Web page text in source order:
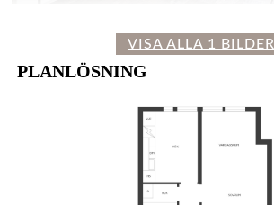
VISA ALLA 1 BILDER
PLANLÖSNING